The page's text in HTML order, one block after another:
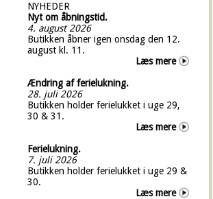
NYHEDER
Nyt om åbningstid.
4. august 2026
Butikken åbner igen onsdag den 12.
august kl. 11.
Læs mere
Ændring af ferielukning.
28. juli 2026
Butikken holder ferielukket i uge 29,
30 & 31.
Læs mere
Ferielukning.
7. juli 2026
Butikken holder ferielukket i uge 29 &
30.
Læs mere